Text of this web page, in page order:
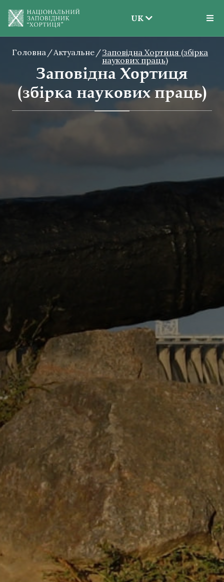
UK
EN
UK
Головна Актуальне
Заповідна Хортиця (збірка
наукових праць)
Заповідна Хортиця
(збірка наукових праць)